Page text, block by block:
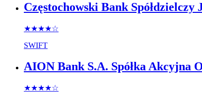
Częstochowski Bank
★★★★☆
SWIFT
AION Bank S.A. Spółka Akcyjna
★★★★☆